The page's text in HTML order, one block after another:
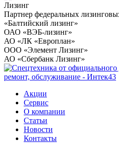
Лизинг
Партнер федеральных
«Балтийский лизинг»
ОАО «ВЭБ-лизинг»
АО «ЛК «Европлан»
ООО «Элемент Лизинг»
АО «Сбербанк Лизинг»
Акции
Сервис
О компании
Статьи
Новости
Контакты